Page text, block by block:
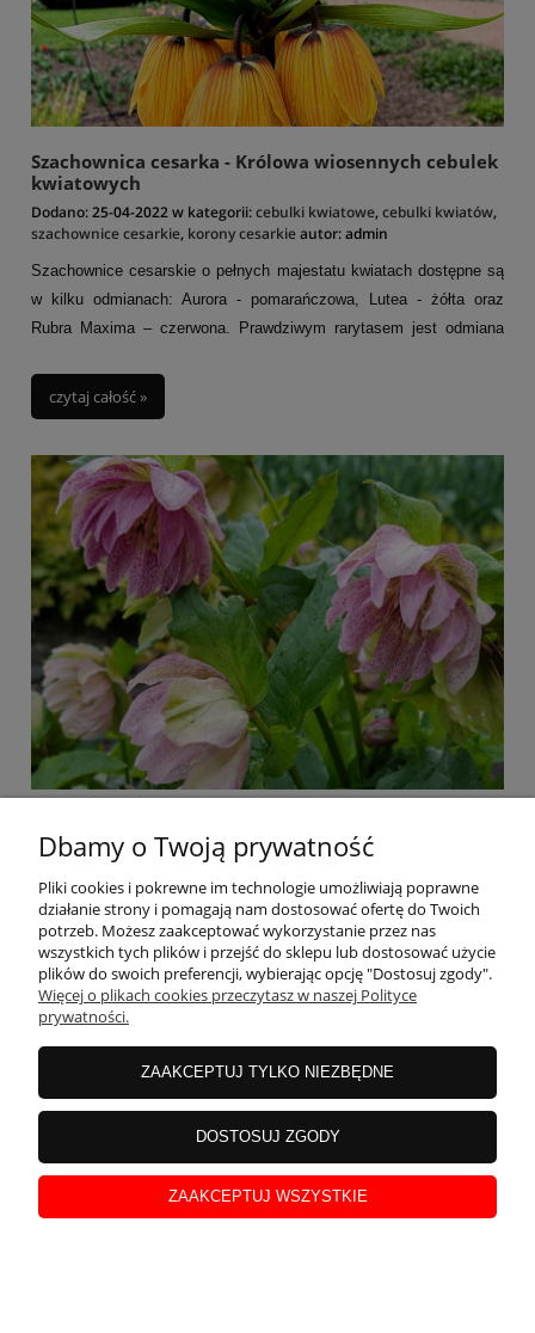
Szachownica cesarka - Królowa wiosennych cebulek
kwiatowych
Dodano:25-04-2022w kategorii:cebulki kwiatowe, cebulki kwiatów,
szachownice cesarkie, korony cesarkieautor:admin
Szachownice cesarskie o pełnych majestatu kwiatach dostępne są
w kilku odmianach: Aurora - pomarańczowa, Lutea - żółta oraz
Rubra Maxima – czerwona. Prawdziwym rarytasem jest odmiana
Szachownice cesarskie naturalnie występują w południowo-
dziurkę wydzielają specyficzną woń ziemi i mchu) sprowadzono do
Europy w XVI w. i od razy zyskały popularność.
Szachownice cesarskie należą do rodziny liliowatych choć w
przeciwieństwie do swoich kuzynek lilii nie kwitną latem, lecz
wiosną na przełomie kwietnia i maja.
Z uwagi na niespotykane kwiaty wokół szachownic zrodziły się
legendy. Jedna z nich opowiada historię pięknej perskiej
księżniczki, która niesłusznie została oskarżona przez męża o
niewierność i wypędzona z pałacu. Wypędzona księżniczka uroniła
tyle łez, że skurczyła się do wielkości kwiatu.
Tworząc kompozycje warto łączyć je z innymi szachownicami,
sadzić w ich pobliżu niskie odmiany tulipanów czy narcyzów.
pełnym Orange Princess i papuzim Texas Gold. Można także
rózowymi.
czytaj całość »
Dbamy o Twoją prywatność
Pliki cookies i pokrewne im technologie umożliwiają poprawne
działanie strony i pomagają nam dostosować ofertę do Twoich
potrzeb. Możesz zaakceptować wykorzystanie przez nas
wszystkich tych plików i przejść do sklepu lub dostosować użycie
plików do swoich preferencji, wybierając opcję "Dostosuj zgody".
Więcej o plikach cookies przeczytasz w naszej Polityce
prywatności.
ZAAKCEPTUJ TYLKO NIEZBĘDNE
DOSTOSUJ ZGODY
ZAAKCEPTUJ WSZYSTKIE